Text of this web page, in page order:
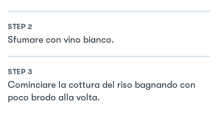
STEP 2
Sfumare con vino bianco.
STEP 3
Cominciare la cottura del riso bagnando con
poco brodo alla volta.